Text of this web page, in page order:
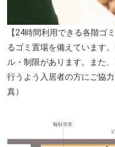
【24時間利用できる各階ゴ
るゴミ置場を備えています
ル・制限があります。また
行うよう入居者の方にご協
真）